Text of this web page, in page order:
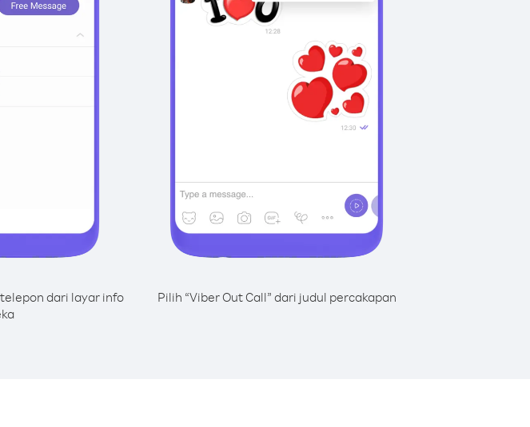
dari layar info
Pilih “Viber Out Call” dari judul percakapan